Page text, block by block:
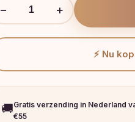
− +
⚡ Nu
🚚Gratis verzending in Nederland
€55